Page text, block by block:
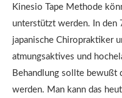
Kinesio Tape Methode
unterstützt werden. In den
japanische Chiropraktiker
atmungsaktives und
Behandlung sollte bewußt
werden. Man kann das